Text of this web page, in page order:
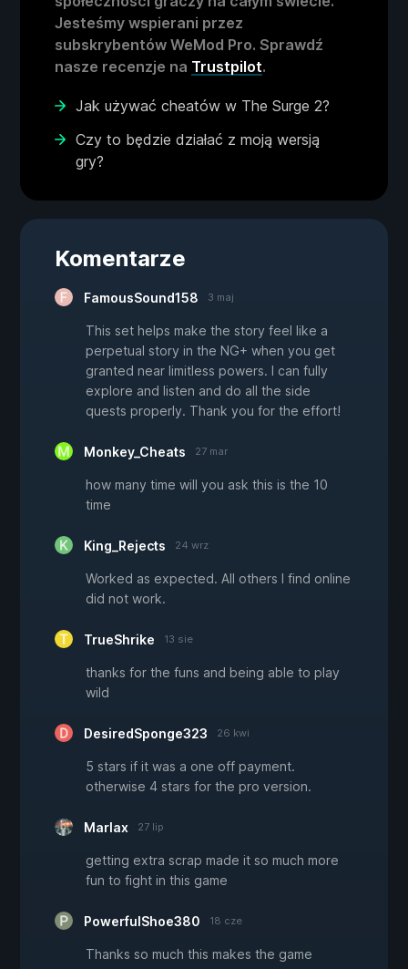
Jesteśmy wspierani przez
subskrybentów WeMod Pro. Sprawdź
nasze recenzje na Trustpilot.
Jak używać cheatów w The Surge 2?
Czy to będzie działać z moją wersją
gry?
Komentarze
FamousSound158 3 maj
This set helps make the story feel like a
perpetual story in the NG+ when you get
granted near limitless powers. I can fully
explore and listen and do all the side
quests properly. Thank you for the effort!
Monkey_Cheats 27 mar
how many time will you ask this is the 10
time
King_Rejects 24 wrz
Worked as expected. All others I find online
did not work.
TrueShrike 13 sie
thanks for the funs and being able to play
wild
DesiredSponge323 26 kwi
5 stars if it was a one off payment.
otherwise 4 stars for the pro version.
Marlax 27 lip
getting extra scrap made it so much more
fun to fight in this game
PowerfulShoe380 18 cze
Thanks so much this makes the game